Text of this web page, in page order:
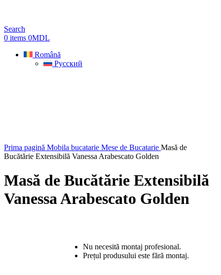
Search
0 items 0MDL
Română
Русский
Prima pagină Mobila bucatarie Mese de Bucatarie Masă de
Bucătărie Extensibilă Vanessa Arabescato Golden
Masă de Bucătărie Extensibilă
Vanessa Arabescato Golden
Nu necesită montaj profesional.
Prețul produsului este fără montaj.